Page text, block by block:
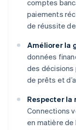
comptes
paiements
de réussite
Améliorer la
données
des décisions
de prêts et
Respecter la
Connections
en matière de